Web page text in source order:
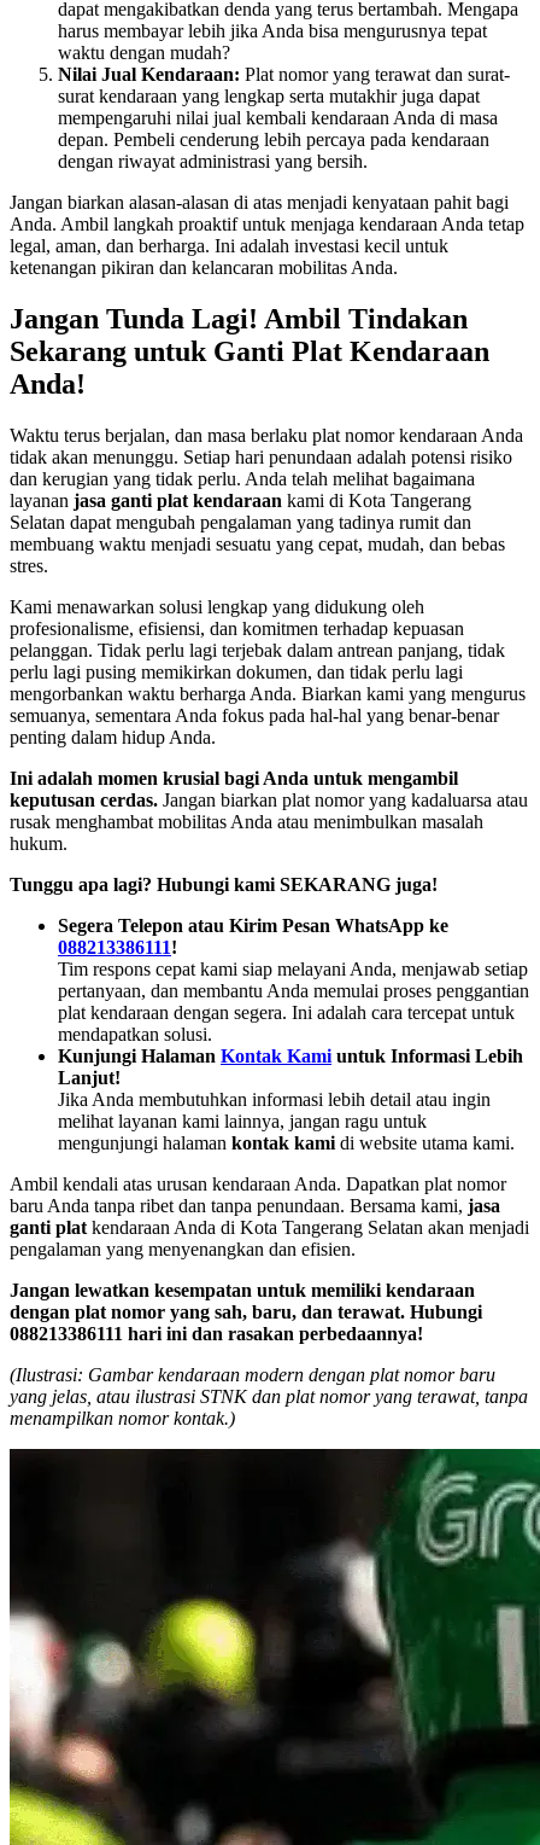
dapat mengakibatkan denda yang terus bertambah. Mengapa
harus membayar lebih jika Anda bisa mengurusnya tepat
waktu dengan mudah?
Nilai Jual Kendaraan: Plat nomor yang terawat dan surat-
surat kendaraan yang lengkap serta mutakhir juga dapat
mempengaruhi nilai jual kembali kendaraan Anda di masa
depan. Pembeli cenderung lebih percaya pada kendaraan
dengan riwayat administrasi yang bersih.
Jangan biarkan alasan-alasan di atas menjadi kenyataan pahit bagi
Anda. Ambil langkah proaktif untuk menjaga kendaraan Anda tetap
legal, aman, dan berharga. Ini adalah investasi kecil untuk
ketenangan pikiran dan kelancaran mobilitas Anda.
Jangan Tunda Lagi! Ambil Tindakan
Sekarang untuk Ganti Plat Kendaraan
Anda!
Waktu terus berjalan, dan masa berlaku plat nomor kendaraan Anda
tidak akan menunggu. Setiap hari penundaan adalah potensi risiko
dan kerugian yang tidak perlu. Anda telah melihat bagaimana
layanan jasa ganti plat kendaraan kami di Kota Tangerang
Selatan dapat mengubah pengalaman yang tadinya rumit dan
membuang waktu menjadi sesuatu yang cepat, mudah, dan bebas
stres.
Kami menawarkan solusi lengkap yang didukung oleh
profesionalisme, efisiensi, dan komitmen terhadap kepuasan
pelanggan. Tidak perlu lagi terjebak dalam antrean panjang, tidak
perlu lagi pusing memikirkan dokumen, dan tidak perlu lagi
mengorbankan waktu berharga Anda. Biarkan kami yang mengurus
semuanya, sementara Anda fokus pada hal-hal yang benar-benar
penting dalam hidup Anda.
Ini adalah momen krusial bagi Anda untuk mengambil
keputusan cerdas. Jangan biarkan plat nomor yang kadaluarsa atau
rusak menghambat mobilitas Anda atau menimbulkan masalah
hukum.
Tunggu apa lagi? Hubungi kami SEKARANG juga!
Segera Telepon atau Kirim Pesan WhatsApp ke
088213386111!
Tim respons cepat kami siap melayani Anda, menjawab setiap
pertanyaan, dan membantu Anda memulai proses penggantian
plat kendaraan dengan segera. Ini adalah cara tercepat untuk
mendapatkan solusi.
Kunjungi Halaman Kontak Kami untuk Informasi Lebih
Lanjut!
Jika Anda membutuhkan informasi lebih detail atau ingin
melihat layanan kami lainnya, jangan ragu untuk
mengunjungi halaman kontak kami di website utama kami.
Ambil kendali atas urusan kendaraan Anda. Dapatkan plat nomor
baru Anda tanpa ribet dan tanpa penundaan. Bersama kami, jasa
ganti plat kendaraan Anda di Kota Tangerang Selatan akan menjadi
pengalaman yang menyenangkan dan efisien.
Jangan lewatkan kesempatan untuk memiliki kendaraan
dengan plat nomor yang sah, baru, dan terawat. Hubungi
088213386111 hari ini dan rasakan perbedaannya!
(Ilustrasi: Gambar kendaraan modern dengan plat nomor baru
yang jelas, atau ilustrasi STNK dan plat nomor yang terawat, tanpa
menampilkan nomor kontak.)